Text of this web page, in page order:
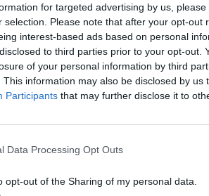
for targeted advertising by us,
selection. Please note that after your opt-out
interest-based ads based on personal
to third parties prior to your opt-out.
of your personal information by third
This information may also be disclosed by us
Participants that may further disclose it to
Data Processing Opt Outs
opt-out of the Sharing of my personal data.
be Romániába?
és Budapesten is. Nem
Ciolacu az
schengeni tagságról is